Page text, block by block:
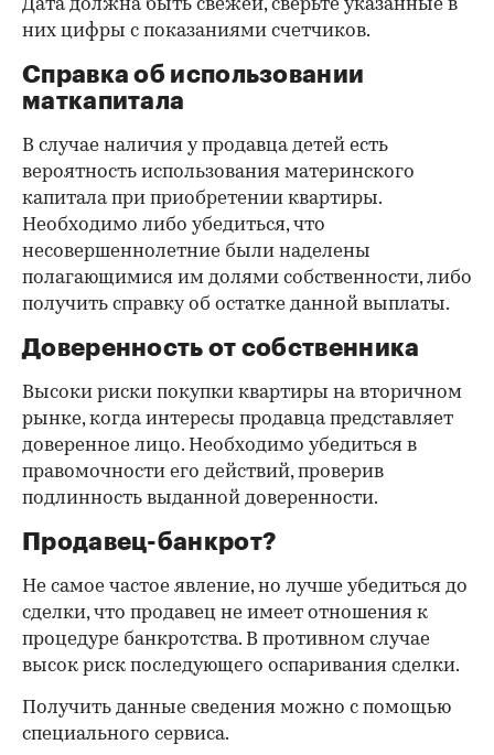
Дата должна быть свежей, сверьте указанные в
них цифры с показаниями счетчиков.
Справка об использовании
маткапитала
В случае наличия у продавца детей есть
вероятность использования материнского
капитала при приобретении квартиры.
Необходимо либо убедиться, что
несовершеннолетние были наделены
полагающимися им долями собственности, либо
получить справку об остатке данной выплаты.
Доверенность от собственника
Высоки риски покупки квартиры на вторичном
рынке, когда интересы продавца представляет
доверенное лицо. Необходимо убедиться в
правомочности его действий, проверив
подлинность выданной доверенности.
Продавец-банкрот?
Не самое частое явление, но лучше убедиться до
сделки, что продавец не имеет отношения к
процедуре банкротства. В противном случае
высок риск последующего оспаривания сделки.
Получить данные сведения можно с помощью
специального сервиса.